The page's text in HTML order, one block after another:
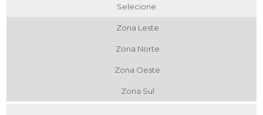
Selecione:
Zona Leste
Zona Norte
Zona Oeste
Zona Sul